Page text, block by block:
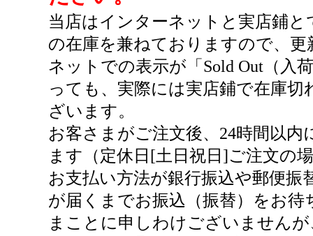
当店はインターネットと実店鋪
の在庫を兼ねておりますので、
ネットでの表示が「Sold Out（入
っても、実際には実店鋪で在庫
ざいます。
お客さまがご注文後、24時間以
ます（定休日[土日祝日]ご注文の
お支払い方法が銀行振込や郵便
が届くまでお振込（振替）をお待
まことに申しわけございません